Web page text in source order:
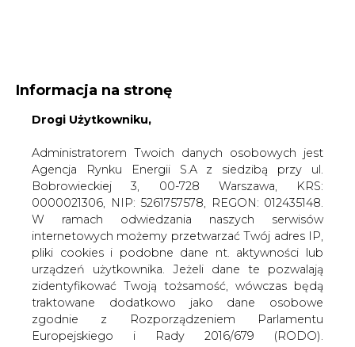
WŁĄCZ CIRE.TV
Administratorem Twoich danych osobowych jest
Bobrowieckiej 3, 00-728 Warszawa, KRS:
W ramach odwiedzania naszych serwisów
internetowych możemy przetwarzać Twój adres IP,
pliki cookies i podobne dane nt. aktywności lub
urządzeń użytkownika. Jeżeli dane te pozwalają
zidentyfikować Twoją tożsamość, wówczas będą
traktowane dodatkowo jako dane osobowe
zgodnie z Rozporządzeniem Parlamentu
Europejskiego i Rady 2016/679 (RODO).
Administratora tych danych, cele i podstawy
przetwarzania oraz inne informacje wymagane
przez RODO znajdziesz w Polityce Prywatności
podtym linkiem.